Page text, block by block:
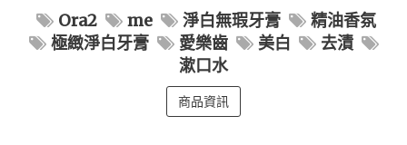
Ora2 me 淨白無瑕牙膏
精油香氛
極緻淨白牙膏
愛樂齒 美白
去漬
漱口水
商品資訊